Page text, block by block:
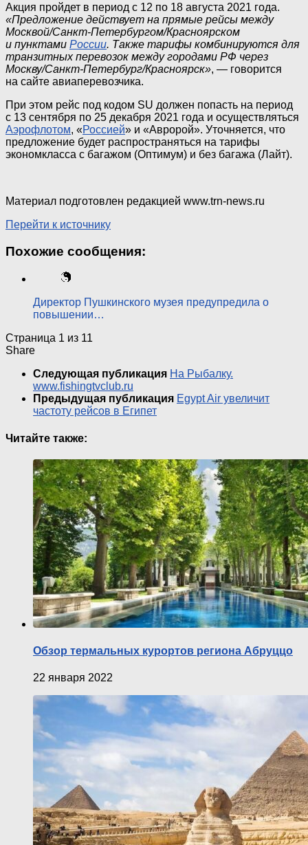
Акция пройдет в период с 12 по 18 августа 2021 года.
«Предложение действует на прямые рейсы между
Москвой/Санкт-Петербургом/Красноярском
и пунктами России. Также тарифы комбинируются для
транзитных перевозок между городами РФ через
Москву/Санкт-Петербург/Красноярск», — говорится
на сайте авиаперевозчика.
При этом рейс под кодом SU должен попасть на период
с 13 сентября по 25 декабря 2021 года и осуществляться
Аэрофлотом, «Россией» и «Авророй». Уточняется, что
предложение будет распространяться на тарифы
экономкласса с багажом (Оптимум) и без багажа (Лайт).
Материал подготовлен редакцией www.trn-news.ru
Перейти к источнику
Похожие сообщения:
Директор Пушкинского музея предупредила о
повышении…
Страница 1 из 11
Share
Следующая публикация На Рыбалку.
www.fishingtvclub.ru
Предыдущая публикация Egypt Air увеличит
частоту рейсов в Египет
Читайте также:
Обзор термальных курортов региона Абруццо
22 января 2022